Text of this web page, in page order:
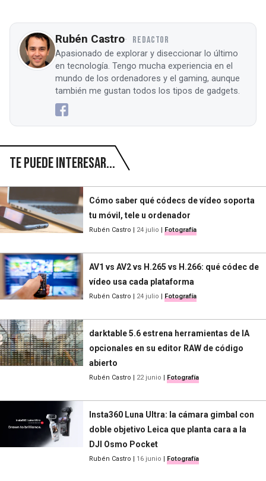
Rubén Castro REDACTOR
Apasionado de explorar y diseccionar lo último
en tecnología. Tengo mucha experiencia en el
mundo de los ordenadores y el gaming, aunque
también me gustan todos los tipos de gadgets.
Te puede interesar...
Cómo saber qué códecs de vídeo soporta
tu móvil, tele u ordenador
Rubén Castro | 24 julio | Fotografía
AV1 vs AV2 vs H.265 vs H.266: qué códec de
vídeo usa cada plataforma
Rubén Castro | 24 julio | Fotografía
darktable 5.6 estrena herramientas de IA
opcionales en su editor RAW de código
abierto
Rubén Castro | 22 junio | Fotografía
Insta360 Luna Ultra: la cámara gimbal con
doble objetivo Leica que planta cara a la
DJI Osmo Pocket
Rubén Castro | 16 junio | Fotografía